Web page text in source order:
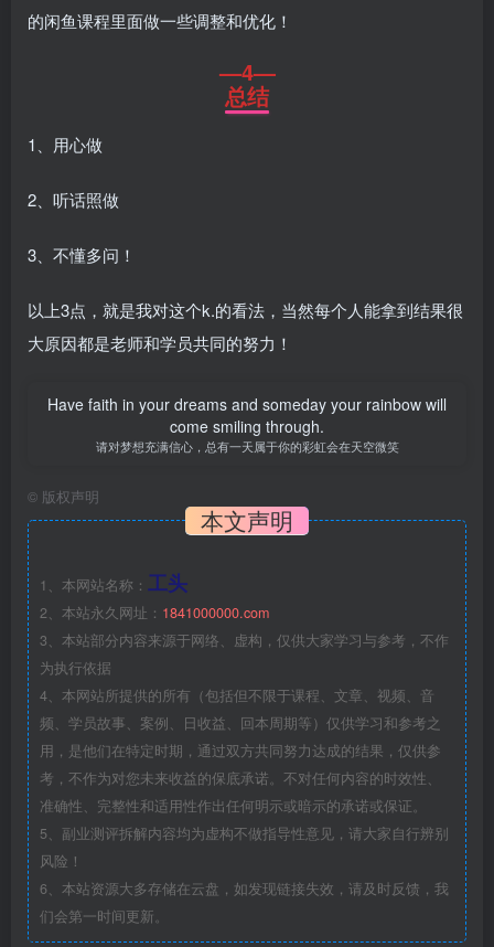
的闲鱼课程里面做一些调整和优化！
—4—
总结
1、用心做
2、听话照做
3、不懂多问！
以上3点，就是我对这个k.的看法，当然每个人能拿到结果很
大原因都是老师和学员共同的努力！
Have faith in your dreams and someday your rainbow will
come smiling through.
请对梦想充满信心，总有一天属于你的彩虹会在天空微笑
© 版权声明
本文声明
1、本网站名称： 工头
2、本站永久网址： 1841000000.com
3、本站部分内容来源于网络、虚构，仅供大家学习与参考，不作
为执行依据
4、本网站所提供的所有（包括但不限于课程、文章、视频、音
频、学员故事、案例、日收益、回本周期等）仅供学习和参考之
用，是他们在特定时期，通过双方共同努力达成的结果，仅供参
考，不作为对您未来收益的保底承诺。不对任何内容的时效性、
准确性、完整性和适用性作出任何明示或暗示的承诺或保证。
5、副业测评拆解内容均为虚构不做指导性意见，请大家自行辨别
风险！
6、本站资源大多存储在云盘，如发现链接失效，请及时反馈，我
们会第一时间更新。